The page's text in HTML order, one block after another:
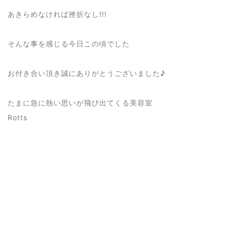
あきらめなければ挫折なし!!!
そんな事を感じる今日この頃でした
お付き合い頂き誠にありがとうございました♪
たまに急に熱い思いが飛び出てくる美容室
Rotts